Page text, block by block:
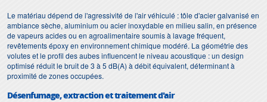
Le matériau dépend de l'agressivité de l'air véhiculé : tôle d'acier galvanisé en
ambiance sèche, aluminium ou acier inoxydable en milieu salin, en présence
de vapeurs acides ou en agroalimentaire soumis à lavage fréquent,
revêtements époxy en environnement chimique modéré. La géométrie des
volutes et le profil des aubes influencent le niveau acoustique : un design
optimisé réduit le bruit de 3 à 5 dB(A) à débit équivalent, déterminant à
proximité de zones occupées.
Désenfumage, extraction et traitement d'air